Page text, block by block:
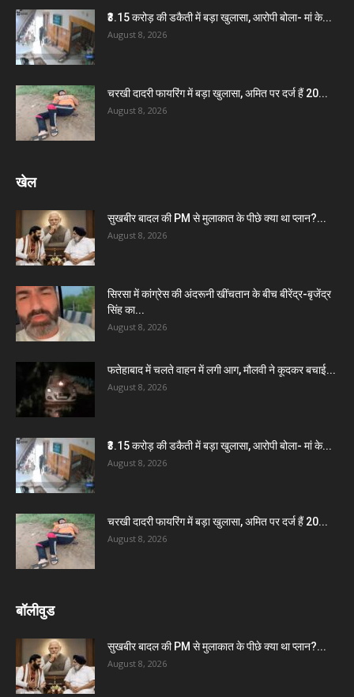
₹3.15 करोड़ की डकैती में बड़ा खुलासा, आरोपी बोला- मां के...
August 8, 2026
चरखी दादरी फायरिंग में बड़ा खुलासा, अमित पर दर्ज हैं 20...
August 8, 2026
खेल
सुखबीर बादल की PM से मुलाकात के पीछे क्या था प्लान?...
August 8, 2026
सिरसा में कांग्रेस की अंदरूनी खींचतान के बीच बीरेंद्र-बृजेंद्र
सिंह का...
August 8, 2026
फतेहाबाद में चलते वाहन में लगी आग, मौलवी ने कूदकर बचाई...
August 8, 2026
₹3.15 करोड़ की डकैती में बड़ा खुलासा, आरोपी बोला- मां के...
August 8, 2026
चरखी दादरी फायरिंग में बड़ा खुलासा, अमित पर दर्ज हैं 20...
August 8, 2026
बॉलीवुड
सुखबीर बादल की PM से मुलाकात के पीछे क्या था प्लान?...
August 8, 2026